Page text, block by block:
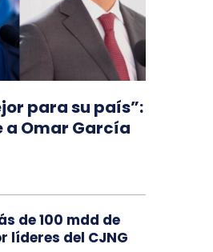
para su país”:
a Omar García
de 100 mdd de
líderes del CJNG